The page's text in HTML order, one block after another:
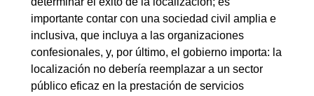
importante contar con una sociedad civil amplia e
inclusiva, que incluya a las organizaciones
confesionales, y, por último, el gobierno importa: la
localización no debería reemplazar a un sector
público eficaz en la prestación de servicios